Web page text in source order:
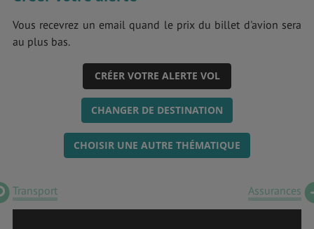
Vous recevrez un email quand le prix du billet d'avion sera
au plus bas.
CRÉER VOTRE ALERTE VOL
CHANGER DE DESTINATION
CHOISIR UNE AUTRE THÉMATIQUE
Transport Assurances